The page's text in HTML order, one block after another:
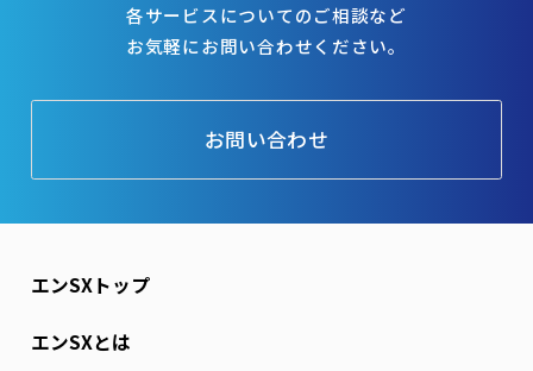
各サービスについてのご相談など
お気軽にお問い合わせください。
お問い合わせ
エンSXトップ
エンSXとは